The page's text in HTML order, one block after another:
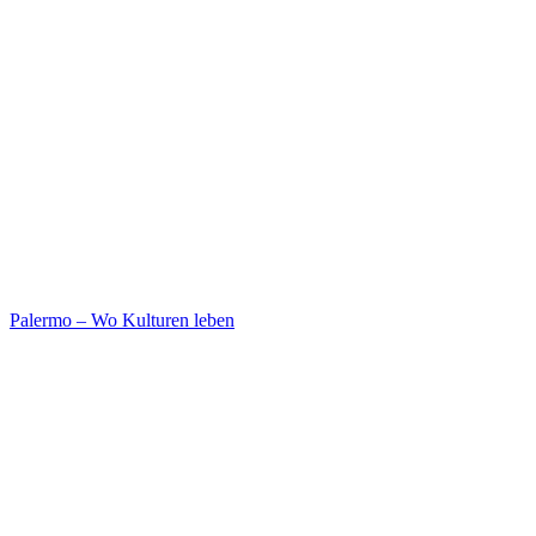
Palermo – Wo Kulturen leben